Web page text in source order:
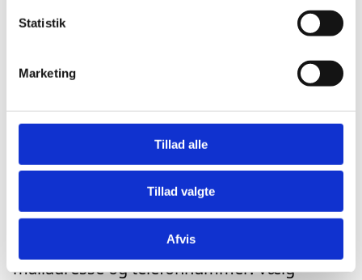
Statistik
Marketing
Tillad alle
Tillad valgte
Afvis
travle perioder kan være længere.
kurerafhentning i forbindelse med
købe returporto i vores webshop eller dukan
købe porto direkte hosDAO. Vælg ”Send brev”
på DAO’s hjemmeside. Ved
afsenderoplysningerne skal du skrive
’Legalisering’ og Asiatisk Plads 2, 1402
København K. Men du skal skrive din egen
mailadresse og telefonnummer. Vælg